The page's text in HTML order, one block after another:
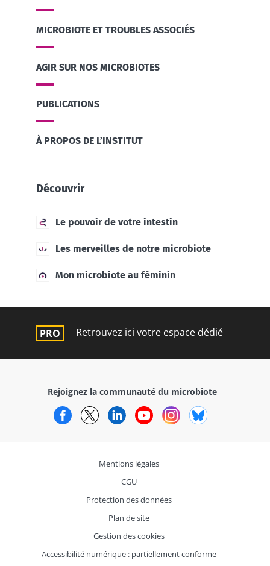
MICROBIOTE ET TROUBLES ASSOCIÉS
AGIR SUR NOS MICROBIOTES
PUBLICATIONS
À PROPOS DE L’INSTITUT
Découvrir
Le pouvoir de votre intestin
Les merveilles de notre microbiote
Mon microbiote au féminin
Retrouvez ici votre espace dédié
Rejoignez la communauté du microbiote
FacebookTwitterLinkedInYouTubeInstagram
Mentions légales
CGU
Protection des données
Plan de site
Gestion des cookies
Accessibilité numérique : partiellement conforme